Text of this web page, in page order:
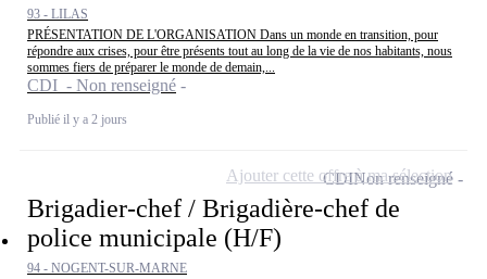
93 - LILAS
PRÉSENTATION DE L'ORGANISATION Dans un monde en transition, pour
répondre aux crises, pour être présents tout au long de la vie de nos habitants, nous
sommes fiers de préparer le monde de demain,...
CDI - Non renseigné
Publié il y a 2 jours
Brigadier-chef / Brigadière-chef de
police municipale (H/F)
94 - NOGENT-SUR-MARNE
CDINon renseigné
Ajouter cette offre à ma sélection